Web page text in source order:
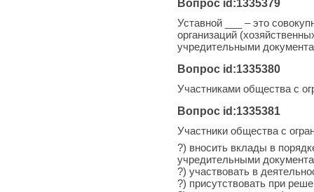
Вопрос id:1335379
Уставной ___ – это
организаций
учредительными
Вопрос id:1335380
Участниками общества с
Вопрос id:1335381
Участники общества с
?) вносить вклады в
учредительными
?) участвовать в
?) присутствовать при